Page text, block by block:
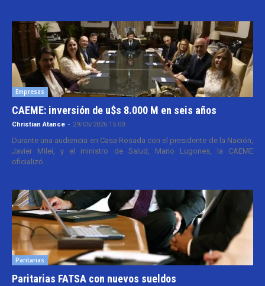
Empresas
CAEME: inversión de u$s 8.000 M en seis años
Christian Atance - 29/05/2026 15:00
Durante una audiencia en Casa Rosada con el presidente de la Nación,
Javier Milei, y el ministro de Salud, Mario Lugones, la CAEME
oficializó...
Paritarias
Paritarias FATSA con nuevos sueldos